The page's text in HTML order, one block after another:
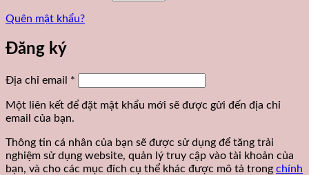
Quên mật khẩu?
Đăng ký
Địa chỉ email *
Một liên kết để đặt mật khẩu mới sẽ được gửi đến địa chỉ
email của bạn.
Thông tin cá nhân của bạn sẽ được sử dụng để tăng trải
nghiệm sử dụng website, quản lý truy cập vào tài khoản của
bạn, và cho các mục đích cụ thể khác được mô tả trong chính